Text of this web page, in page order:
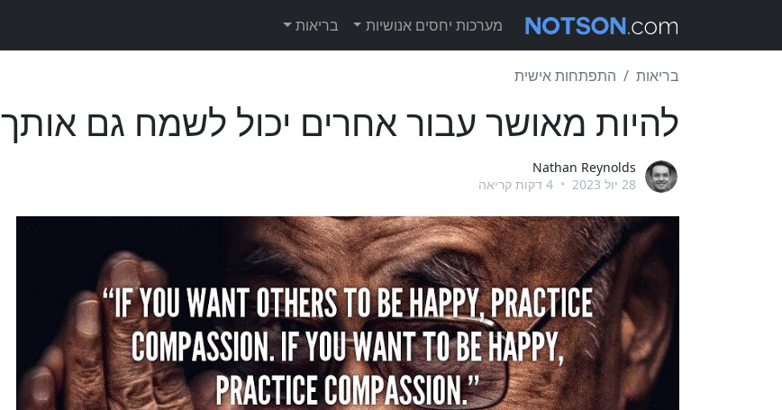
מערכות יחסים אנושיות בריאות
בריאות התפתחות אישית
להיות מאושר עבור אחרים יכול לשמח גם אותך
Nathan Reynolds
28 יול 2023
•